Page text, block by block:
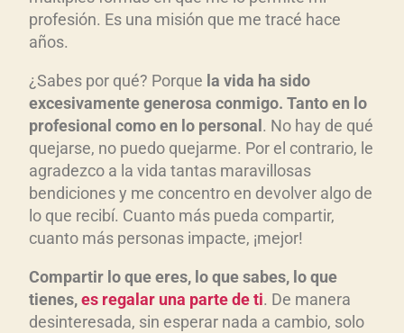
profesión. Es una misión que me tracé hace
años.
¿Sabes por qué? Porque la vida ha sido
excesivamente generosa conmigo. Tanto en lo
profesional como en lo personal . No hay de qué
quejarse, no puedo quejarme. Por el contrario, le
agradezco a la vida tantas maravillosas
bendiciones y me concentro en devolver algo de
lo que recibí. Cuanto más pueda compartir,
cuanto más personas impacte, ¡mejor!
Compartir lo que eres, lo que sabes, lo que
tienes,es regalar una parte de ti. De manera
desinteresada, sin esperar nada a cambio, solo